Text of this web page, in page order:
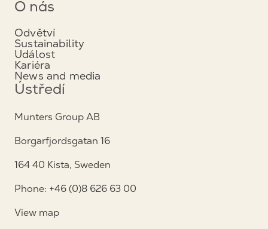
O nás
Odvětví
Sustainability
Událost
Kariéra
News and media
Ústředí
Munters Group AB
Borgarfjordsgatan 16
164 40 Kista, Sweden
Phone: +46 (0)8 626 63 00
View map